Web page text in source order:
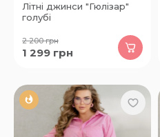
Літні джинси "Гюлізар"
голубі
2 200грн
1 299 грн